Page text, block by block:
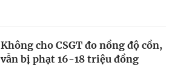
Không cho CSGT đo nồng độ cồn,
vẫn bị phạt 16-18 triệu đồng